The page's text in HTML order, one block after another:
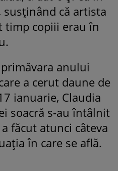
susținând că artista
timp copiii erau în
anului
a cerut daune de
ianuarie, Claudia
soacră s-au întâlnit
făcut atunci câteva
în care se află.